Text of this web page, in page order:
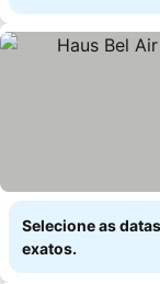
Selecione as
exatos.